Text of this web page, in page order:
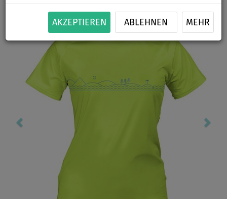
AKZEPTIEREN ABLEHNEN MEHR
Previous Next